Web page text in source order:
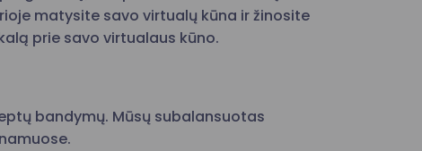
matysite savo virtualų kūna ir žinosite
prie savo virtualaus kūno.
bandymų. Mūsų subalansuotas